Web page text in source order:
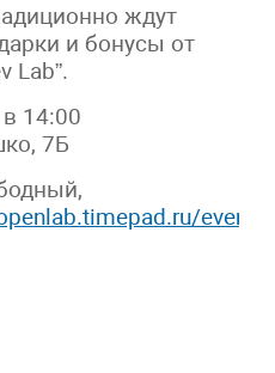
ждут
и бонусы от
Lab”.
14:00
7Б
event/